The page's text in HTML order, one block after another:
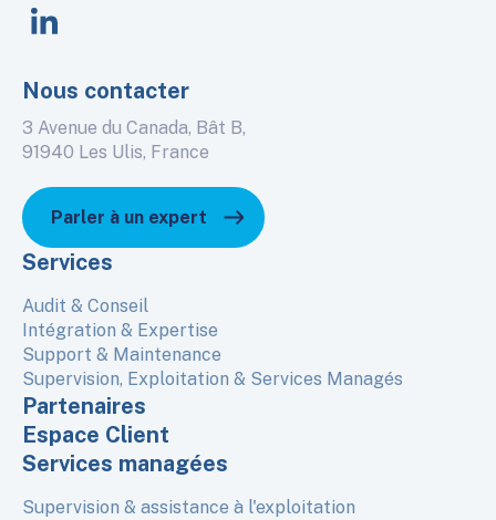
linkedin
Nous contacter
3 Avenue du Canada, Bât B,
91940 Les Ulis, France
Parler à un expert
Services
Audit & Conseil
Intégration & Expertise
Support & Maintenance
Supervision, Exploitation & Services Managés
Partenaires
Espace Client
Services managées
Supervision & assistance à l'exploitation